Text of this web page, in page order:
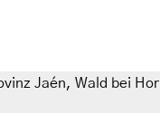
Jaén, Wald bei